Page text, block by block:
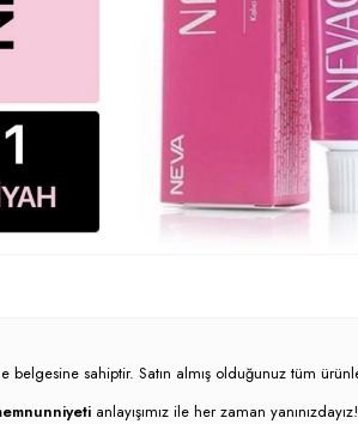
sahiptir. Satın almış olduğunuz tüm
anlayışımız ile her zaman yanınızdayız!